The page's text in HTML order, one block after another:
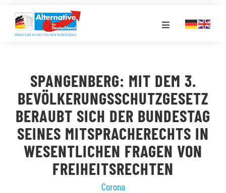
Inhalt
springen
Toggle
LANDESGRUPPEN
VERANSTALTUNGEN
PRESSE
SPANGENBERG: MIT DEM 3.
BEVÖLKERUNGSSCHUTZGESETZ
BERAUBT SICH DER BUNDESTAG
SEINES MITSPRACHERECHTS IN
WESENTLICHEN FRAGEN VON
FREIHEITSRECHTEN
Corona